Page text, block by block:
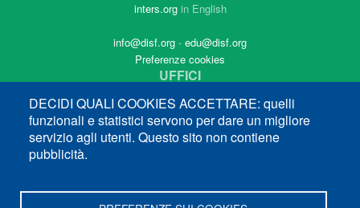
inters.orgin English
info@disf.org - edu@disf.org
Preferenze cookies
UFFICI
00186 Roma
tel (++39) 06.68.16.44.88
00186 Roma
DECIDI QUALI COOKIES ACCETTARE: quelli
funzionali e statistici servono per dare un migliore
servizio agli utenti. Questo sito non contiene
pubblicità.